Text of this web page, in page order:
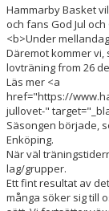
VÅRA LAG/TRÄNARE
BASKETLÄGER!
HAMMARBY LAMPE
Hammarby Basket
och fans God Jul
<b>Under
Däremot kommer vi,
lovträning from 26
Läs mer <a
href="https://
jullovet-"
Säsongen började,
Enköping.
När väl
lag/grupper.
Ett fint resultat av
många söker sig till